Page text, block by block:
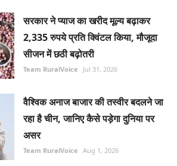
सरकार ने प्याज का खरीद मूल्य बढ़ाकर
2,335 रुपये प्रति क्विंटल किया, मौजूदा
सीजन में छठी बढ़ोतरी
Team RuralVoice Jul 31, 2026
वैश्विक अनाज बाजार की तस्वीर बदलने जा
रहा है चीन, जानिए कैसे पड़ेगा दुनिया पर
असर
Team RuralVoice Aug 1, 2026